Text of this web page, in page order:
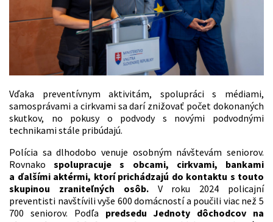
Vďaka preventívnym aktivitám, spolupráci s médiami,
samosprávami a cirkvami sa darí znižovať počet dokonaných
skutkov, no pokusy o podvody s novými podvodnými
technikami stále pribúdajú.
Polícia sa dlhodobo venuje osobným návštevám seniorov.
Rovnakospolupracuje s obcami, cirkvami, bankami
a ďalšími aktérmi, ktorí prichádzajú do kontaktu s touto
skupinou zraniteľných osôb.V roku 2024 policajní
preventisti navštívili vyše 600 domácností a poučili viac než 5
700 seniorov. Podľa predsedu Jednoty dôchodcov na